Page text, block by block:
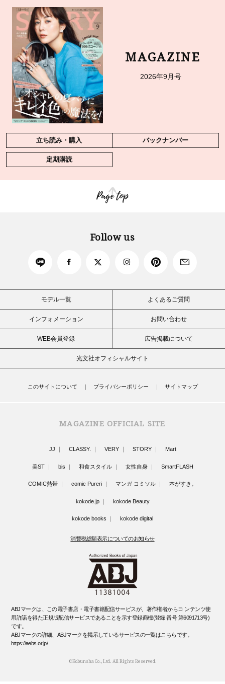
MAGAZINE
2026年9月号
立ち読み・購入 バックナンバー
定期購読
Page top
Follow us
モデル一覧 よくあるご質問
インフォメーション お問い合わせ
WEB会員登録 広告掲載について
光文社オフィシャルサイト
このサイトについて プライバシーポリシー サイトマップ
MAGAZINE OFFICIAL SITE
JJ CLASSY. VERY STORY Mart
美ST bis 和食スタイル 女性自身 SmartFLASH
COMIC熱帯 comic Pureri マンガ コミソル 本がすき。
kokode.jp kokode Beauty
kokode books kokode digital
消費税総額表示についてのお知らせ
ABJマークは、この電子書店・電子書籍配信サービスが、著作権者からコ ンテンツ使
用許諾を得た正規版配信サービスであることを示す登録商標(登録 番号 第6091713号)
です。
ABJマークの詳細、ABJマークを掲示しているサービスの一覧はこちらです。
https://aebs.or.jp/
©Kobunsha Co., Ltd. All Rights Reserved.